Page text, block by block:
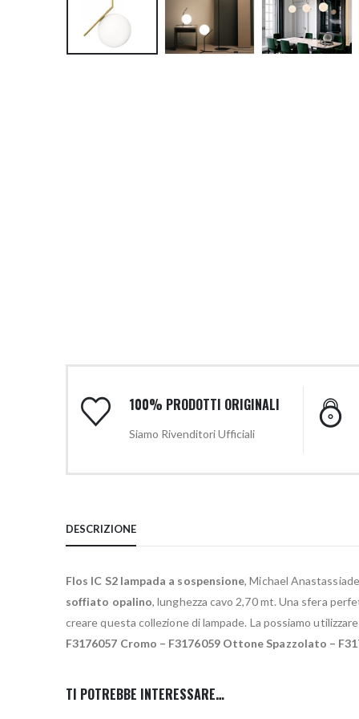
100% PRODOTTI ORIGINALI
Siamo Rivenditori Ufficiali
DESCRIZIONE
Flos IC S2 lampada a sospensione, Michael
soffiato opalino, lunghezza cavo 2,70 mt. Una sfera
creare questa collezione di lampade. La possiamo
F3176057 Cromo – F3176059 Ottone Spazzolato –
TI POTREBBE INTERESSARE…